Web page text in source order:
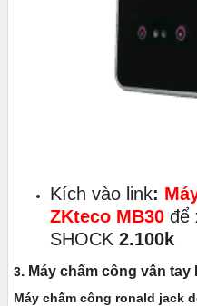
Kích vào link:
ZKteco MB30 để
SHOCK2.100k
3. Máy chấm công vân tay
Máy chấm công ronald jack